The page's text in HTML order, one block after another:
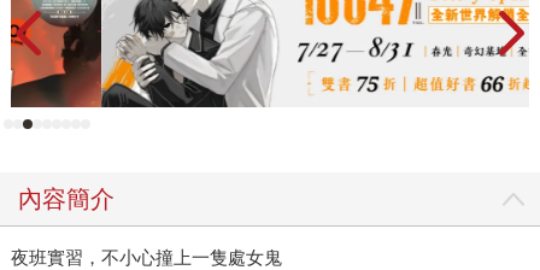
內容簡介
夜班實習，不小心撞上一隻處女鬼